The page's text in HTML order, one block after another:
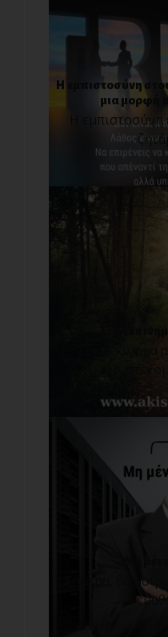
Η εμπιστοσύνη
μια μορφή
Η εμπιστοσύνη
Στο
Στο ξεκίνημα
Μη
Σήμερα, θα